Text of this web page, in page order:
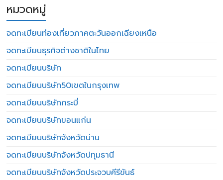
หมวดหมู่
จดทะเบียนท่องเที่ยวภาคตะวันออกเฉียงเหนือ
จดทะเบียนธุรกิจต่างชาติในไทย
จดทะเบียนบริษัท
จดทะเบียนบริษัท50เขตในกรุงเทพ
จดทะเบียนบริษัทกระบี่
จดทะเบียนบริษัทขอนแก่น
จดทะเบียนบริษัทจังหวัดน่าน
จดทะเบียนบริษัทจังหวัดปทุมธานี
จดทะเบียนบริษัทจังหวัดประจวบคีรีขันธ์